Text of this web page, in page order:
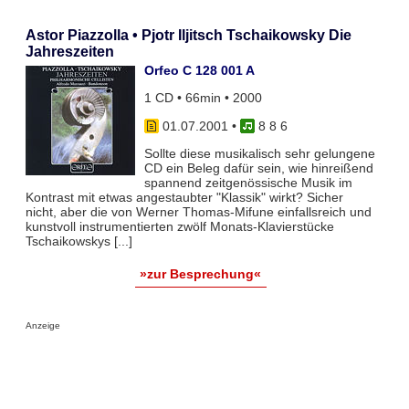
Astor Piazzolla • Pjotr Iljitsch Tschaikowsky Die
Jahreszeiten
Orfeo C 128 001 A
1 CD • 66min • 2000
01.07.2001 •
8 8 6
Sollte diese musikalisch sehr gelungene
CD ein Beleg dafür sein, wie hinreißend
spannend zeitgenössische Musik im
Kontrast mit etwas angestaubter "Klassik" wirkt? Sicher
nicht, aber die von Werner Thomas-Mifune einfallsreich und
kunstvoll instrumentierten zwölf Monats-Klavierstücke
Tschaikowskys [...]
»zur Besprechung«
Anzeige